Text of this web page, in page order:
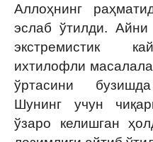
Аллоҳнинг
эслаб ўтилди. Айни
экстремистик
ихтилофли
ўртасини
Шунинг учун
ўзаро келишган